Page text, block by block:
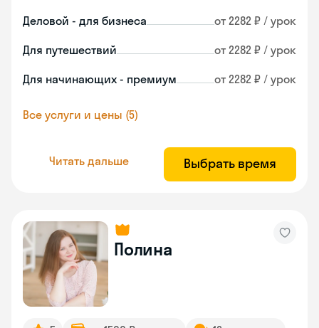
Деловой - для бизнеса от 2282 ₽ / урок
Для путешествий от 2282 ₽ / урок
Для начинающих - премиум от 2282 ₽ / урок
Все услуги и цены (5)
Читать дальше Выбрать время
Полина